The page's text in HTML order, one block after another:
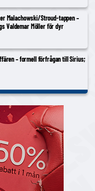
Malachowski/Stroud-tappen –
Valdemar Möller för dyr
– formell förfrågan till Sirius;